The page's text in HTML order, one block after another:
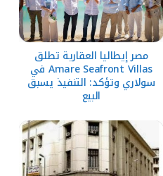
مصر إيطاليا العقارية تطلق
Amare Seafront Villas في
سولاري وتؤكد: التنفيذ يسبق
البيع